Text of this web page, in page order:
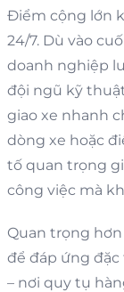
Điểm cộng lớn
24/7. Dù vào
doanh nghiệp
đội ngũ kỹ
giao xe nhanh
dòng xe hoặc
tố quan trọng
công việc mà
Quan trọng
để đáp ứng đặc
– nơi quy tụ